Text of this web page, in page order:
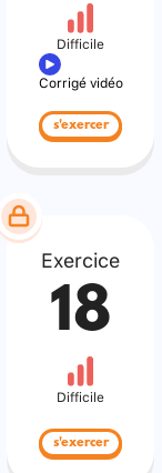
Difficile
Corrigé vidéo
s'exercer
Exercice
18
Difficile
s'exercer